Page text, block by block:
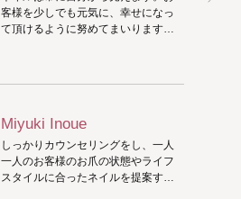
客様を少しでも元気に、幸せになっ
て頂けるように努めてまいります。
Miyuki Inoue
しっかりカウンセリングをし、一人
一人のお客様のお爪の状態やライフ
スタイルに合ったネイルを提案する